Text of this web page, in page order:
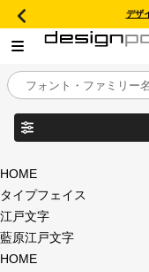
デザ
目的別フォントガイド
特集
商品名
HOME
タイプフェイス
江戸文字
藍原江戸文字
HOME